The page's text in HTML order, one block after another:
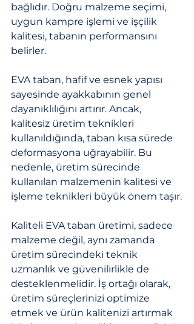
bağlıdır. Doğru malzeme seçimi,
uygun kampre işlemi ve işçilik
kalitesi, tabanın performansını
belirler.
EVA taban, hafif ve esnek yapısı
sayesinde ayakkabının genel
dayanıklılığını artırır. Ancak,
kalitesiz üretim teknikleri
kullanıldığında, taban kısa sürede
deformasyona uğrayabilir. Bu
nedenle, üretim sürecinde
kullanılan malzemenin kalitesi ve
işleme teknikleri büyük önem taşır.
Kaliteli EVA taban üretimi, sadece
malzeme değil, aynı zamanda
üretim sürecindeki teknik
uzmanlık ve güvenilirlikle de
desteklenmelidir. İş ortağı olarak,
üretim süreçlerinizi optimize
etmek ve ürün kalitenizi artırmak